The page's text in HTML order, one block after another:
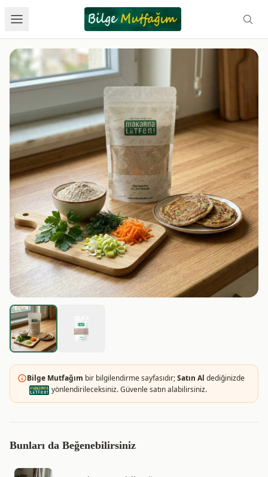
Bilge Mutfağım bir bilgilendirme sayfasıdır;Satın Al dediğinizde
yönlendirileceksiniz. Güvenle satın alabilirsiniz.
Bunları da Beğenebilirsiniz